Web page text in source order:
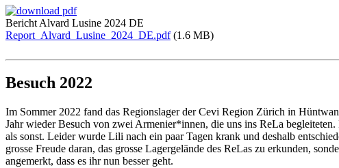
Bericht Alvard Lusine 2024 DE
Report_Alvard_Lusine_2024_DE.pdf(1.6 MB)
Besuch 2022
Im Sommer 2022 fand das Regionslager der Cevi Region Zürich in
Jahr wieder Besuch von zwei Armenier*innen, die uns ins ReLa
als sonst. Leider wurde Lili nach ein paar Tagen krank und deshalb
grosse Freude daran, das grosse Lagergelände des ReLas zu erkunden,
angemerkt, dass es ihr nun besser geht.